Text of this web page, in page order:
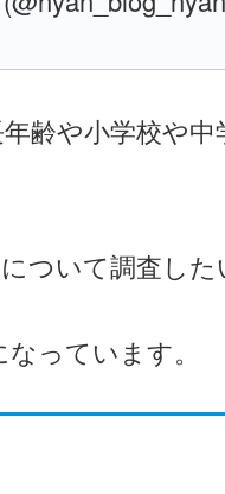
齢や小学校や
ついて調査した
っています。